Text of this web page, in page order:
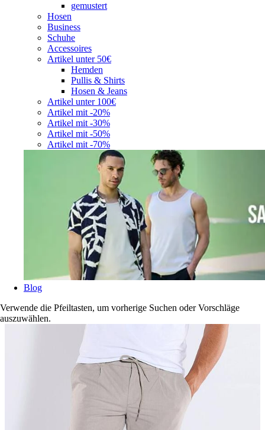
gemustert
Hosen
Business
Schuhe
Accessoires
Artikel unter 50€
Hemden
Pullis & Shirts
Hosen & Jeans
Artikel unter 100€
Artikel mit -20%
Artikel mit -30%
Artikel mit -50%
Artikel mit -70%
Blog
Verwende die Pfeiltasten, um vorherige Suchen oder Vorschläge
auszuwählen.